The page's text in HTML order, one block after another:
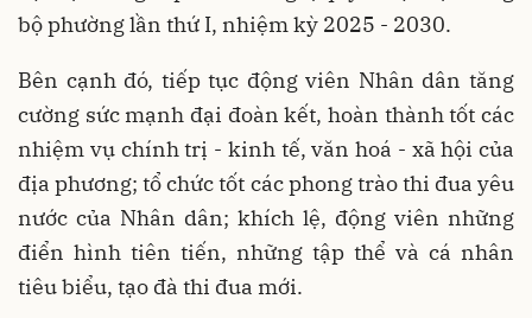
bộ phường lần thứ I, nhiệm kỳ 2025 - 2030.
Bên cạnh đó, tiếp tục động viên Nhân dân tăng
cường sức mạnh đại đoàn kết, hoàn thành tốt các
nhiệm vụ chính trị - kinh tế, văn hoá - xã hội của
địa phương; tổ chức tốt các phong trào thi đua yêu
nước của Nhân dân; khích lệ, động viên những
điển hình tiên tiến, những tập thể và cá nhân
tiêu biểu, tạo đà thi đua mới.